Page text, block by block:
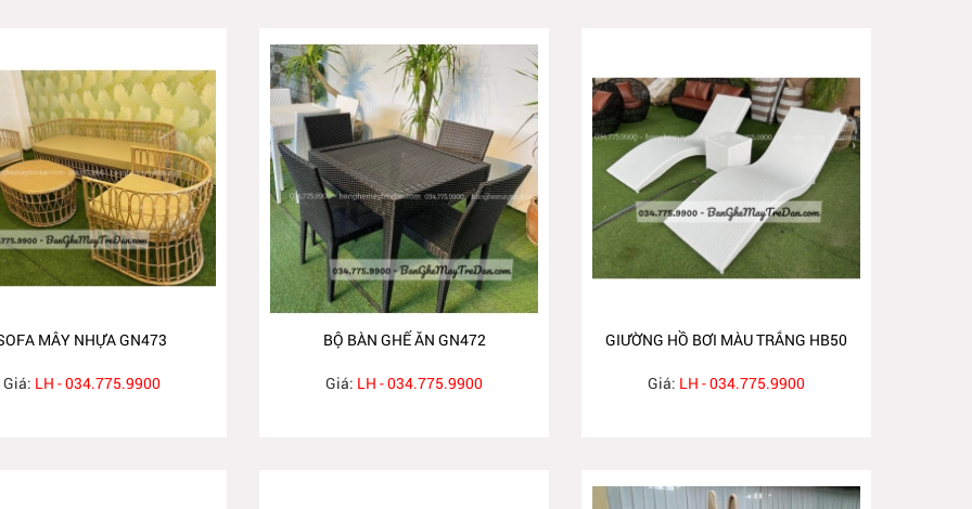
MÂY NHỰA GN473
Giá: LH - 034.775.9900
BỘ BÀN GHẾ ĂN GN472
Giá: LH - 034.775.9900
GIƯỜNG HỒ BƠI MÀU TRẮNG HB50
Giá: LH - 034.775.9900